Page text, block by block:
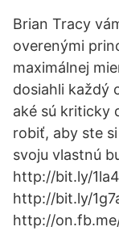
Brian Tracy
overenými
maximálnej
dosiahli každý
aké sú kriticky
robiť, aby ste
svoju vlastnú
http://bit.ly/
http://bit.ly/
http://